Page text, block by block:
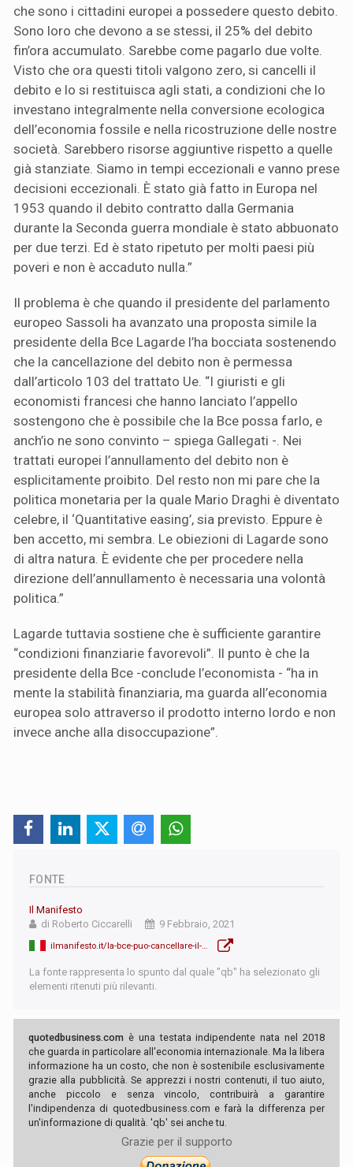
che sono i cittadini europei a possedere questo debito.
Sono loro che devono a se stessi, il 25% del debito
fin’ora accumulato. Sarebbe come pagarlo due volte.
Visto che ora questi titoli valgono zero, si cancelli il
debito e lo si restituisca agli stati, a condizioni che lo
investano integralmente nella conversione ecologica
dell’economia fossile e nella ricostruzione delle nostre
società. Sarebbero risorse aggiuntive rispetto a quelle
già stanziate. Siamo in tempi eccezionali e vanno prese
decisioni eccezionali. È stato già fatto in Europa nel
1953 quando il debito contratto dalla Germania
durante la Seconda guerra mondiale è stato abbuonato
per due terzi. Ed è stato ripetuto per molti paesi più
poveri e non è accaduto nulla.”
Il problema è che quando il presidente del parlamento
europeo Sassoli ha avanzato una proposta simile la
presidente della Bce Lagarde l’ha bocciata sostenendo
che la cancellazione del debito non è permessa
dall’articolo 103 del trattato Ue. “I giuristi e gli
economisti francesi che hanno lanciato l’appello
sostengono che è possibile che la Bce possa farlo, e
anch’io ne sono convinto – spiega Gallegati -. Nei
trattati europei l’annullamento del debito non è
esplicitamente proibito. Del resto non mi pare che la
politica monetaria per la quale Mario Draghi è diventato
celebre, il ‘Quantitative easing’, sia previsto. Eppure è
ben accetto, mi sembra. Le obiezioni di Lagarde sono
di altra natura. È evidente che per procedere nella
direzione dell’annullamento è necessaria una volontà
politica.”
Lagarde tuttavia sostiene che è sufficiente garantire
“condizioni finanziarie favorevoli”. Il punto è che la
presidente della Bce -conclude l’economista - “ha in
mente la stabilità finanziaria, ma guarda all’economia
europea solo attraverso il prodotto interno lordo e non
invece anche alla disoccupazione”.
FONTE
Il Manifesto
di Roberto Ciccarelli
9 Febbraio, 2021
La fonte rappresenta lo spunto dal quale "qb" ha selezionato gli
elementi ritenuti più rilevanti.
quotedbusiness.com è una testata indipendente nata nel 2018
che guarda in particolare all'economia internazionale. Ma la libera
informazione ha un costo, che non è sostenibile esclusivamente
grazie alla pubblicità. Se apprezzi i nostri contenuti, il tuo aiuto,
anche piccolo e senza vincolo, contribuirà a garantire
l'indipendenza di quotedbusiness.com e farà la differenza per
un'informazione di qualità. 'qb' sei anche tu.
Grazie per il supporto